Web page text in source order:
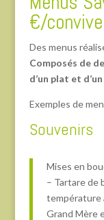
€/convive
Des menus
Composés de
d’un plat et
Exemples de
Souvenirs
Mises en
– Tartare de
température
Grand Mère